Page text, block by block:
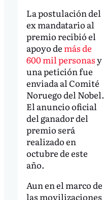
La postulación del
ex mandatario al
premio recibió el
apoyo de más de
600 mil personasy
una petición fue
enviada al Comité
Noruego del Nobel.
El anuncio oficial
del ganador del
premio será
realizado en
octubre de este
año.
Aun en el marco de
las movilizaciones